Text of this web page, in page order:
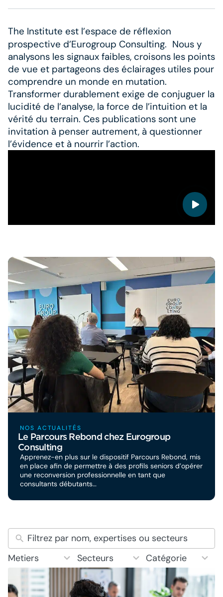
The Institute est l’espace de réflexion
prospective d’Eurogroup Consulting. Nous y
analysons les signaux faibles, croisons les points
de vue et partageons des éclairages utiles pour
comprendre un monde en mutation.
Transformer durablement exige de conjuguer la
lucidité de l’analyse, la force de l’intuition et la
vérité du terrain. Ces publications sont une
invitation à penser autrement, à questionner
l’évidence et à nourrir l’action.
NOS ACTUALITÉS
Le Parcours Rebond chez Eurogroup
Consulting
Apprenez-en plus sur le dispositif Parcours Rebond, mis
en place afin de permettre à des profils seniors d’opérer
une reconversion professionnelle en tant que
consultants débutants…
Metiers
5
results
available
Secteurs
10
results
available
Catégorie
7
results
available